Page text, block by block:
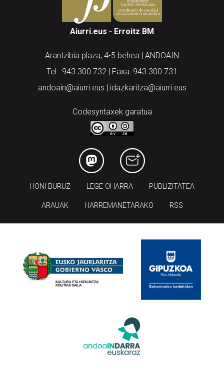
Aiurri.eus - Erroitz BM
Arantzibia plaza, 4-5 behea | ANDOAIN
Tel.: 943 300 732 | Faxa: 943 300 731
andoain@aiurri.eus | idazkaritza@aiurri.eus
Codesyntaxek garatua
HONI BURUZ LEGE OHARRA PUBLIZITATEA
ARAUAK HARREMANETARAKO RSS